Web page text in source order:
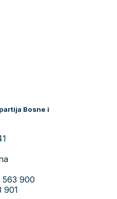
Bosne i
563 900
901